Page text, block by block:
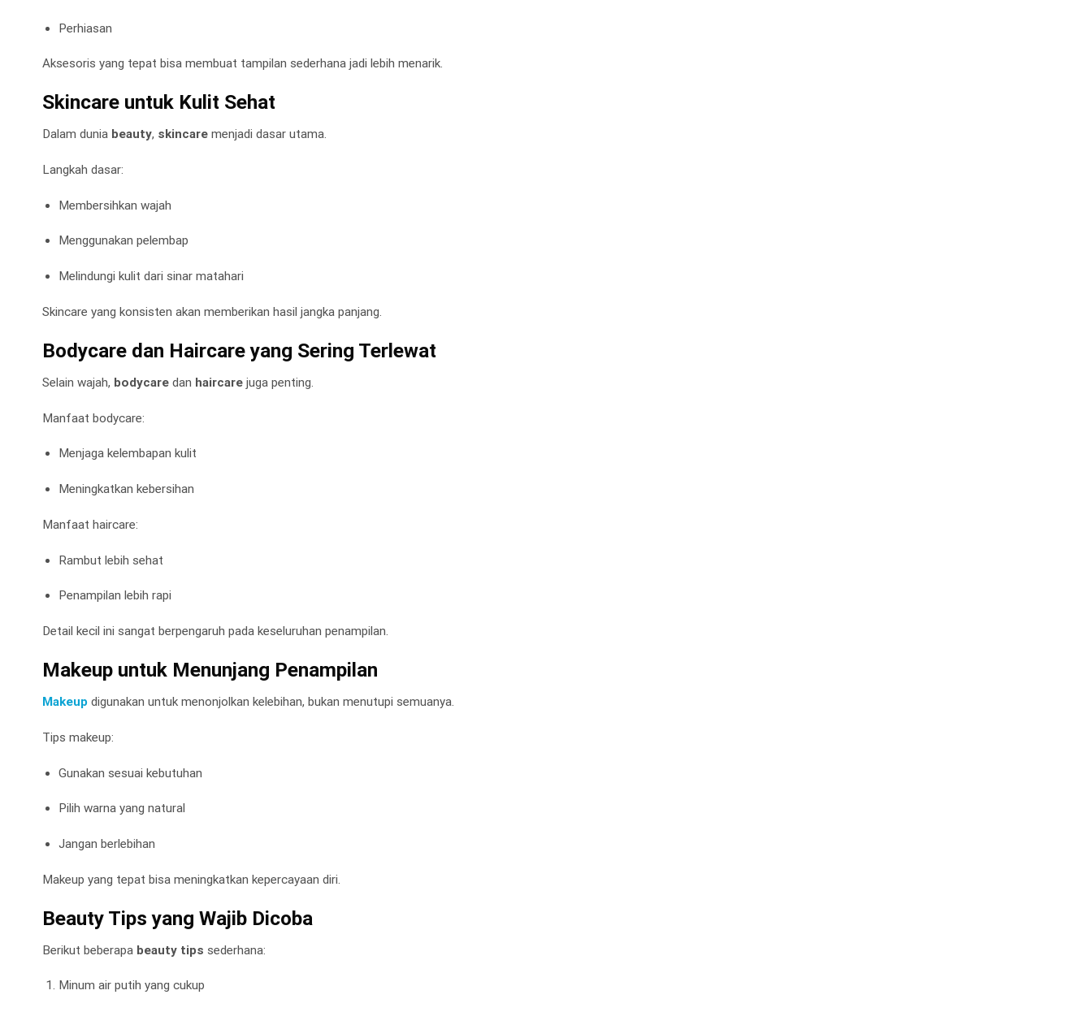
Perhiasan
Aksesoris yang tepat bisa membuat tampilan sederhana jadi lebih menarik.
Skincare untuk Kulit Sehat
Dalam dunia beauty, skincare menjadi dasar utama.
Langkah dasar:
Membersihkan wajah
Menggunakan pelembap
Melindungi kulit dari sinar matahari
Skincare yang konsisten akan memberikan hasil jangka panjang.
Bodycare dan Haircare yang Sering Terlewat
Selain wajah, bodycare dan haircare juga penting.
Manfaat bodycare:
Menjaga kelembapan kulit
Meningkatkan kebersihan
Manfaat haircare:
Rambut lebih sehat
Penampilan lebih rapi
Detail kecil ini sangat berpengaruh pada keseluruhan penampilan.
Makeup untuk Menunjang Penampilan
Makeup digunakan untuk menonjolkan kelebihan, bukan menutupi semuanya.
Tips makeup:
Gunakan sesuai kebutuhan
Pilih warna yang natural
Jangan berlebihan
Makeup yang tepat bisa meningkatkan kepercayaan diri.
Beauty Tips yang Wajib Dicoba
Berikut beberapa beauty tips sederhana:
Minum air putih yang cukup